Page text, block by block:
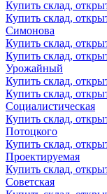
Купить склад,
Купить склад,
Симонова
Купить склад,
Купить склад,
Урожайный
Купить склад,
Купить склад,
Социалистическая
Купить склад,
Потоцкого
Купить склад,
Проектируемая
Купить склад,
Советская